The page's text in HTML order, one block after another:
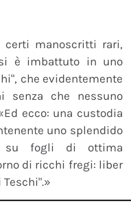
certi manoscritti rari,
è imbattuto in uno
che evidentemente
senza che nessuno
ecco: una custodia
uno splendido
su fogli di ottima
di ricchi fregi: liber